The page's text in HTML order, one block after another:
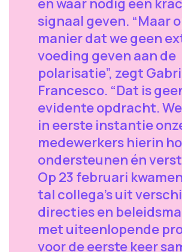
signaal geven. “Maar
manier dat we geen
voeding geven aan de
polarisatie”, zegt
Francesco. “Dat is
evidente opdracht.
in eerste instantie
medewerkers hierin
ondersteunen én
Op 23 februari
tal collega’s uit
directies en
met uiteenlopende
voor de eerste keer